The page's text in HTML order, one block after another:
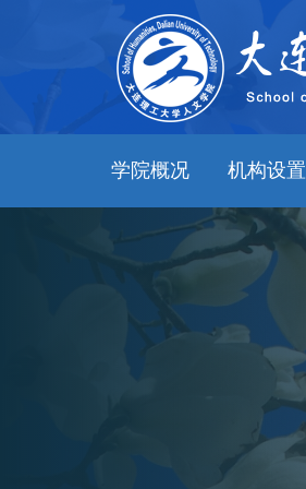
学院概况 机构设置